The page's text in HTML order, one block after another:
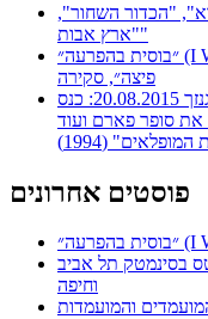
"שעתיד לבוא", "הכדור השחור",
"ארץ אבות"
פיצה״, סקירה
נגנז בגנזך 20.08.2015: כנס D23, החלפת מזוזות מול רופאי אליל,
את סופר פארם ועוד
(1994)
פוסטים אחרונים
בסינמטק תל אביב
וחיפה